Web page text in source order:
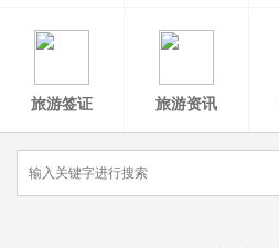
旅游签证 旅游资讯